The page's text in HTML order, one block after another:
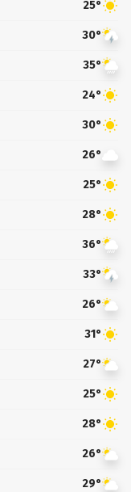
25°
30°
35°
24°
30°
26°
25°
28°
36°
33°
26°
31°
27°
25°
28°
26°
29°